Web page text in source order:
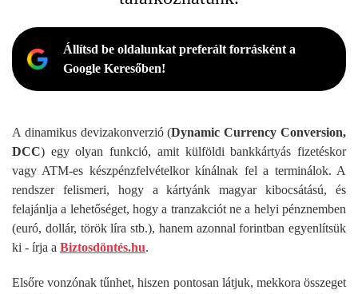
Állítsd be oldalunkat preferált forrásként a
Google Keresőben!
A dinamikus devizakonverzió (Dynamic Currency Conversion,
DCC) egy olyan funkció, amit külföldi bankkártyás fizetéskor
vagy ATM-es készpénzfelvételkor kínálnak fel a terminálok. A
rendszer felismeri, hogy a kártyánk magyar kibocsátású, és
felajánlja a lehetőséget, hogy a tranzakciót ne a helyi pénznemben
(euró, dollár, török líra stb.), hanem azonnal forintban egyenlítsük
ki - írja a Biztosdöntés.hu.
Elsőre vonzónak tűnhet, hiszen pontosan látjuk, mekkora összeget